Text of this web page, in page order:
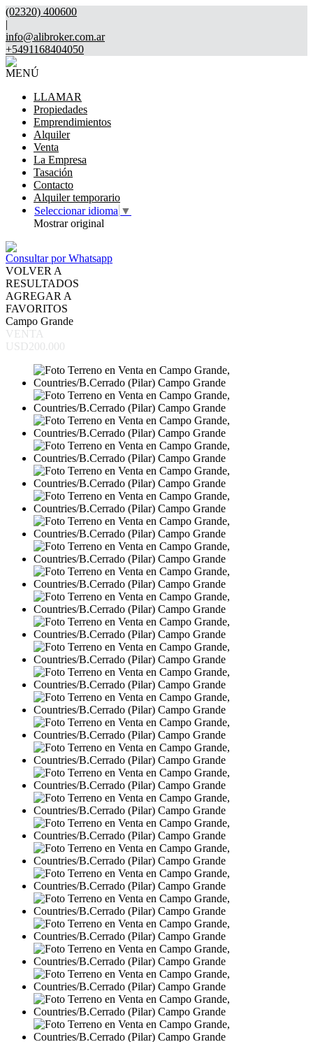
(02320) 400600
|
info@alibroker.com.ar
+5491168404050
MENÚ
LLAMAR
Propiedades
Emprendimientos
Alquiler
Venta
La Empresa
Tasación
Contacto
Alquiler temporario
Seleccionar idioma ▼
Mostrar original
Consultar por Whatsapp
VOLVER A
RESULTADOS
AGREGAR A
FAVORITOS
Campo Grande
VENTA
USD200.000